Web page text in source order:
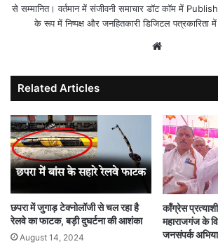
से सम्मानित। वर्तमान में संजीवनी समाचार डॉट कॉम में
के रूप में निष्पक्ष और जनहितकारी डिजिटल पत्रकारिता
Related Articles
छपरा में जुगाड़ टेक्नोलॉजी से चल रहा है
रेलवे का फाटक, बड़ी दुघर्टना की आशंका
August 14, 2024
काँग्रेस
महाराजगंज के
जनसंपर्क